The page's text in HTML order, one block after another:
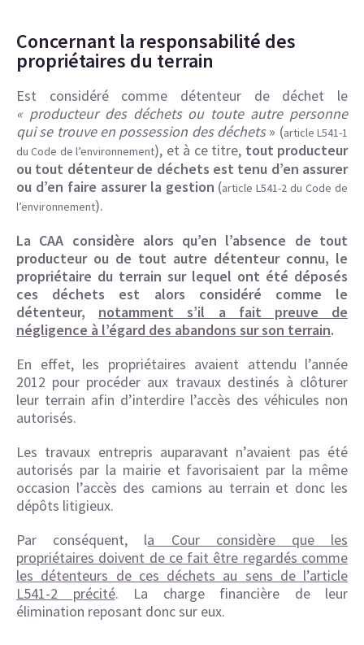
Concernant la responsabilité des
propriétaires du terrain
Est considéré comme détenteur de déchet le
« producteur des déchets ou toute autre personne
qui se trouve en possession des déchets» (article L541-1
du Code de l’environnement), et à ce titre, tout producteur
ou tout détenteur de déchets est tenu d’en assurer
ou d’en faire assurer la gestion (article L541-2 du Code de
l’environnement).
La CAA considère alors qu’en l’absence de tout
producteur ou de tout autre détenteur connu, le
propriétaire du terrain sur lequel ont été déposés
ces déchets est alors considéré comme le
détenteur, notamment s’il a fait preuve de
négligence à l’égard des abandons sur son terrain.
En effet, les propriétaires avaient attendu l’année
2012 pour procéder aux travaux destinés à clôturer
leur terrain afin d’interdire l’accès des véhicules non
autorisés.
Les travaux entrepris auparavant n’avaient pas été
autorisés par la mairie et favorisaient par la même
occasion l’accès des camions au terrain et donc les
dépôts litigieux.
Par conséquent, la Cour considère que les
propriétaires doivent de ce fait être regardés comme
les détenteurs de ces déchets au sens de l’article
L541-2 précité. La charge financière de leur
élimination reposant donc sur eux.